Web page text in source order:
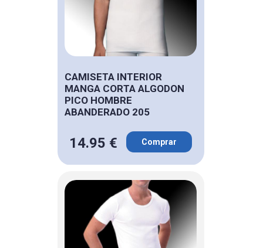
CAMISETA INTERIOR
MANGA CORTA ALGODON
PICO HOMBRE
ABANDERADO 205
14.95 € Comprar